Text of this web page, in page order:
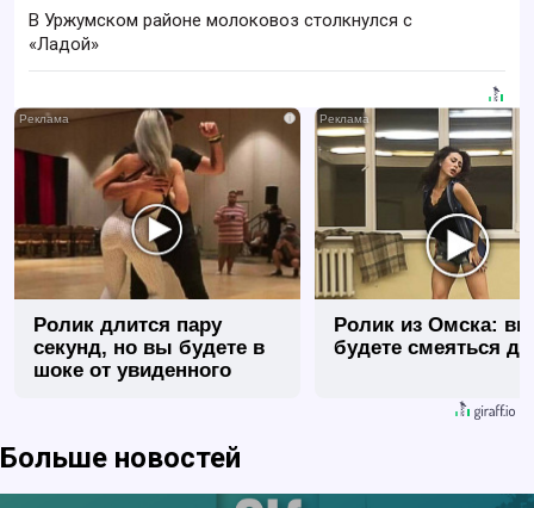
В Уржумском районе молоковоз столкнулся с
«Ладой»
i
Ролик длится пару
секунд, но вы будете в
шоке от увиденного
Ролик из Омска: вы
будете смеяться
Больше новостей